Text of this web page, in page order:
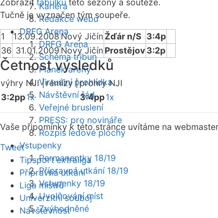
Kariéra
Redakce webu
DRFG Arena
DRFG Arena
Schéma tribun
Plánek areny
Virtuální prohlídka
Návštěvní řád
Veřejné bruslení
PRESS: pro novináře
Rozpis ledové plochy
Vstupenky
Permanentky 18/19
Přípravná utkání 18/19
Vstupenky 18/19
Uvolňování míst
Zvýhodněné
Zobrazit tabulku této sezóny a soutěže.
Tučně je vyznačen tým soupeře.
1 13.09.2008 Nový Jičín Žďár n/S 3:4p
36 31.01.2009Nový Jičín Prostějov3:2p
Četnost výsledků
výhry NJI |remízy |prohry NJI
3:2pp1x 3:4pp1x
Vaše připomínky k této stránce uvítáme na webmaster
Tweet
Tipsport extraliga
Přípravná utkání
Liga mistrů
Univerzitní souboj
Návštěvnost